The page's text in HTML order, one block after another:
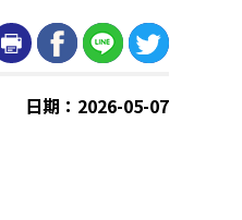
日期：2026-05-07